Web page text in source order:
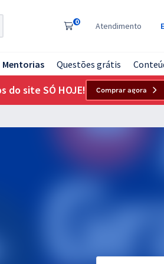
0 Atendimento
Mentorias Questões grátis
do site SÓ HOJE! Comprar agora